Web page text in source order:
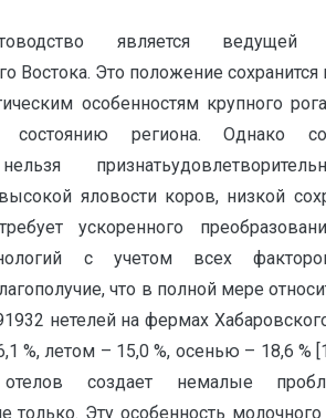
является ведущей
Востока. Это положение
особенностям крупного
состоянию региона. Однако
яловости коров, низкой
ускоренного
с учетом всех
что в полной мере
нетелей на фермах
%, летом – 15,0 %, осенью – 18,6 %
отелов создает немалые
только. Эту особенность